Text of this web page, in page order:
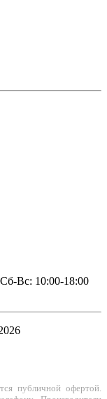
Вс: 10:00-18:00
публичной офертой.